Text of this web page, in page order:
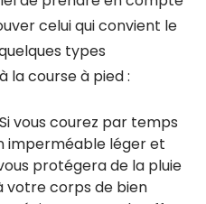
celui qui convient le
types
la course à pied :
vous courez par temps
imperméable léger et
protégera de la pluie
corps de bien